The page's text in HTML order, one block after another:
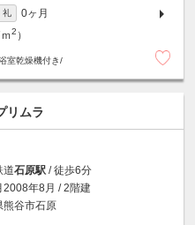
礼
0ヶ月
2 ）
室乾燥機付き/
リムラ
道石原駅 / 徒歩6分
2008年8月 / 2階建
熊谷市石原